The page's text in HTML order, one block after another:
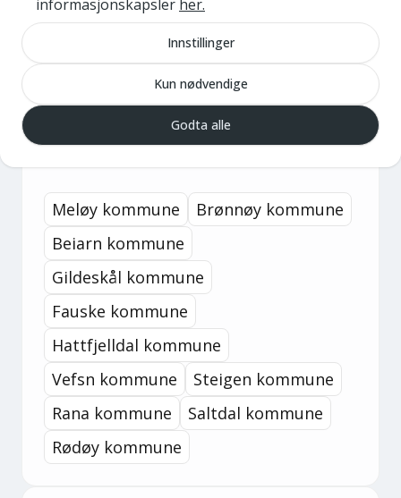
11kommuner i nettverket
Bygg og Eiendom Salten og
Helgeland
Meløy kommune
Brønnøy kommune
Beiarn kommune
Gildeskål kommune
Fauske kommune
Hattfjelldal kommune
Vefsn kommune
Steigen kommune
Rana kommune
Saltdal kommune
Rødøy kommune
informasjonskapsler her.
Innstillinger
Kun nødvendige
Godta alle